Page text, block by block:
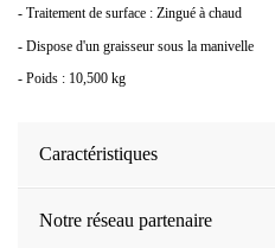
- Traitement de surface : Zingué à chaud
- Dispose d'un graisseur sous la manivelle
- Poids : 10,500 kg
Caractéristiques
Notre réseau partenaire